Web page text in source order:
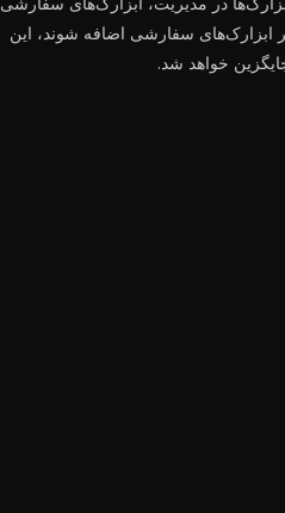
ابزارک‌های سفارشی اضافه شوند، این
خواهد شد.